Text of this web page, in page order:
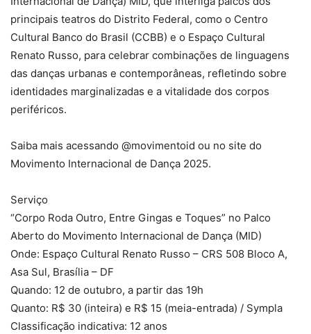
principais teatros do Distrito Federal, como o Centro
Cultural Banco do Brasil (CCBB) e o Espaço Cultural
Renato Russo, para celebrar combinações de linguagens
das danças urbanas e contemporâneas, refletindo sobre
identidades marginalizadas e a vitalidade dos corpos
periféricos.
Saiba mais acessando @movimentoid ou no site do
Movimento Internacional de Dança 2025.
Serviço
“Corpo Roda Outro, Entre Gingas e Toques” no Palco
Aberto do Movimento Internacional de Dança (MID)
Onde: Espaço Cultural Renato Russo – CRS 508 Bloco A,
Asa Sul, Brasília – DF
Quando: 12 de outubro, a partir das 19h
Quanto: R$ 30 (inteira) e R$ 15 (meia-entrada) / Sympla
Classificação indicativa: 12 anos